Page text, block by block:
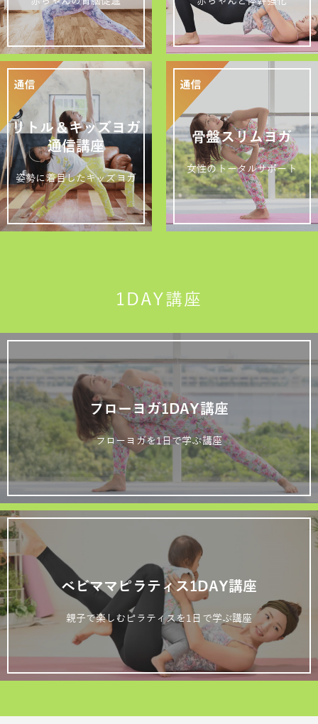
リトル＆キッズヨガ
通信講座
姿勢に着目したキッズヨガ
骨盤スリムヨガ
女性のトータルサポート
1DAY講座
フローヨガ1DAY講座
フローヨガを1日で学ぶ講座
ベビママピラティス1DAY講座
親子で楽しむピラティスを1日で学ぶ講座